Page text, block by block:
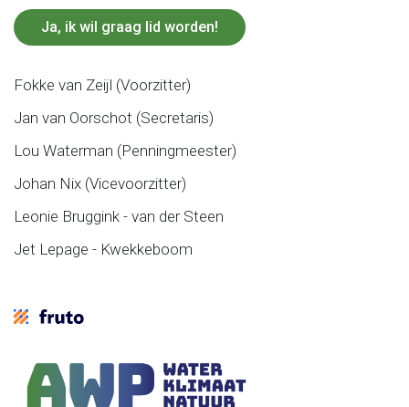
Ja, ik wil graag lid worden!
Fokke van Zeijl (Voorzitter)
Jan van Oorschot (Secretaris)
Lou Waterman (Penningmeester)
Johan Nix (Vicevoorzitter)
Leonie Bruggink - van der Steen
Jet Lepage - Kwekkeboom